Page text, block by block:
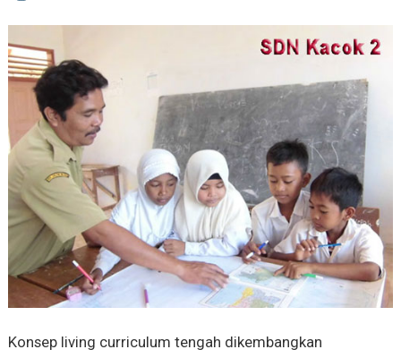
Konsep living curriculum tengah dikembangkan